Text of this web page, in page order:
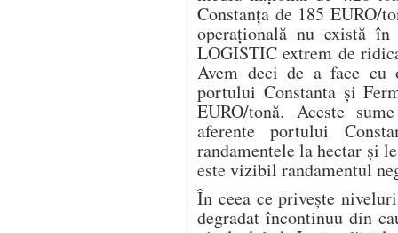
Constanța de 185 EURO/
operațională nu există
LOGISTIC extrem de
Avem deci de a face cu
portului Constanta și
EURO/tonă. Aceste
aferente portului
randamentele la hectar și
este vizibil randamentul
În ceea ce privește
degradat încontinuu din